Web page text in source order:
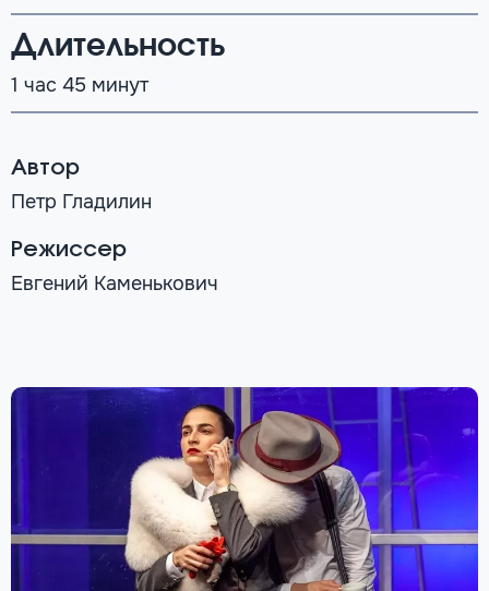
Длительность
1 час 45 минут
Автор
Петр Гладилин
Режиссер
Евгений Каменькович